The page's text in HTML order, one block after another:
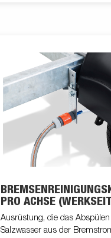
PRO ACHSE
MONTIERT)
Ausrüstung, die das Abspülen
Salzwasser aus der